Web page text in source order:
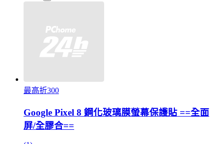
最高折300
Google Pixel 8 鋼化玻璃膜螢幕保護貼 ==全面
屏/全膠合==